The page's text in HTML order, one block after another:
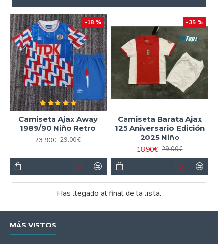
-18 %
Camiseta Ajax Away
1989/90 Niño Retro
23.90€ 29.00€
-35 %
Camiseta Barata Ajax
125 Aniversario Edición
2025 Niño
18.90€ 29.00€
Has llegado al final de la lista.
MÁS VISTOS